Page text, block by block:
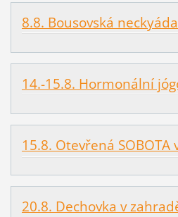
8.8. Bousovská neckyáda
14.-15.8. Hormonální
15.8. Otevřená SOBOTA
20.8. Dechovka v